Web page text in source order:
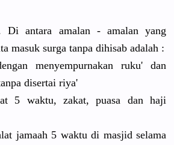
Di antara amalan - amalan yang
masuk surga tanpa dihisab adalah :
menyempurnakan ruku' dan
disertai riya'
5 waktu, zakat, puasa dan haji
jamaah 5 waktu di masjid selama